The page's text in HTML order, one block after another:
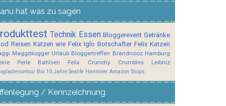
hat was zu sagen
Technik Essen Bloggerevent Getränke
Reisen Katzen wie Felix Iglo Botschafter Felix Katzen
Maggiblogger Urlaub Bloggertreffen Brandnooz Hamburg
Perle
Bahlsen Felix Crunchy Crumbles Leibniz
Bio 10 Jahre Sealife Hannover Amazon Shops
/ Kennzeichnung